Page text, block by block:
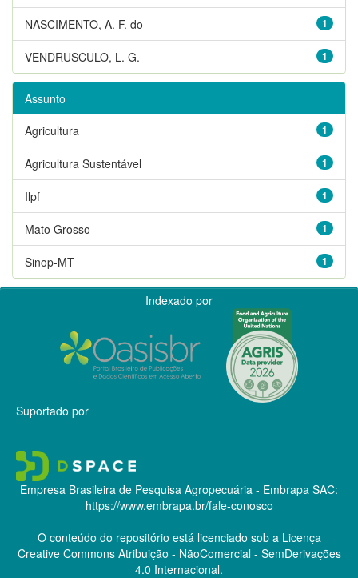
1
NASCIMENTO, A. F. do
1
VENDRUSCULO, L. G.
Assunto
1
Agricultura
1
Agricultura Sustentável
1
Ilpf
1
Mato Grosso
1
Sinop-MT
Indexado por
Suportado por
Empresa Brasileira de Pesquisa Agropecuária - Embrapa SAC:
https://www.embrapa.br/fale-conosco
O conteúdo do repositório está licenciado sob a Licença
Creative CommonsAtribuição - NãoComercial - SemDerivações
4.0 Internacional.